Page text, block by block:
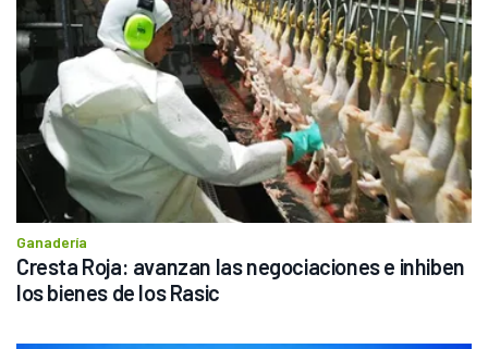
Ganadería
Cresta Roja: avanzan las negociaciones e inhiben
los bienes de los Rasic